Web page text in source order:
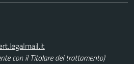
con il Titolare del trattamento)